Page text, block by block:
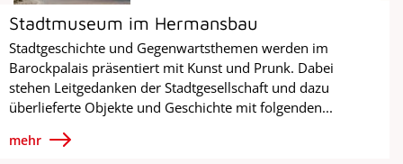
Stadtmuseum im Hermansbau
Stadtgeschichte und Gegenwartsthemen werden im
Barockpalais präsentiert mit Kunst und Prunk. Dabei
stehen Leitgedanken der Stadtgesellschaft und dazu
überlieferte Objekte und Geschichte mit folgenden...
mehr